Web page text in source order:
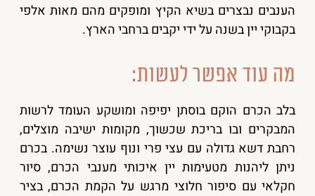
הענבים נבצרים בשיא הקיץ ומופקים מהם מאות אלפי
בקבוקי יין בשנה על ידי יקבים ברחבי הארץ.
מה עוד אפשר לעשות:
בלב הכרם הוקם בוסתן יפיפה ומושקע העומד לרשות
המבקרים ובו בריכת שכשוך, מקומות ישיבה מוצלים,
רחבת דשא גדולה עם עצי פרי ונוף עוצר נשימה. בכרם
ניתן ליהנות מטעימות יין איכותי מענבי הכרם, סיור
חקלאי עם סיפור חלוצי מרגש על הקמת הכרם, בציר